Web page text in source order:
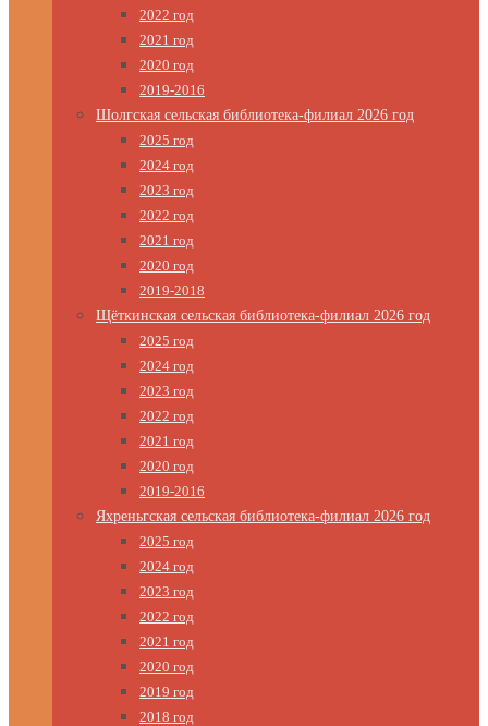
2022 год
2021 год
2020 год
2019-2016
Шолгская сельская библиотека-филиал 2026 год
2025 год
2024 год
2023 год
2022 год
2021 год
2020 год
2019-2018
Щёткинская сельская библиотека-филиал 2026 год
2025 год
2024 год
2023 год
2022 год
2021 год
2020 год
2019-2016
Яхреньгская сельская библиотека-филиал 2026 год
2025 год
2024 год
2023 год
2022 год
2021 год
2020 год
2019 год
2018 год